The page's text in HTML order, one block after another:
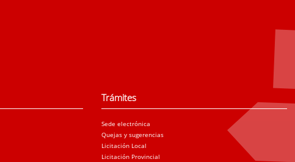
Trámites
Sede electrónica
Quejas y sugerencias
Licitación Local
Licitación Provincial